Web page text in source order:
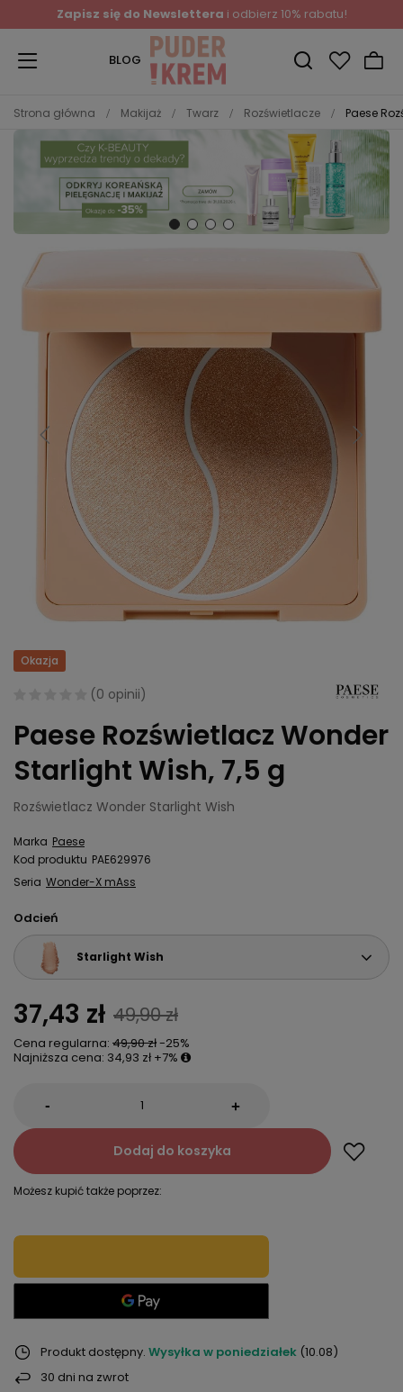
Zapisz się do Newslettera i odbierz 10% rabatu!
BLOG
Strona główna Makijaż Twarz Rozświetlacze Paese
Okazja
(0 opinii)
Paese Rozświetlacz Wonder
Starlight Wish, 7,5 g
Rozświetlacz Wonder Starlight Wish
Marka Paese
Kod produktu PAE629976
Seria Wonder-X mAss
Odcień
Starlight Wish
37,43 zł 49,90 zł
Cena regularna: 49,90 zł-25%
Najniższa cena: 34,93 zł +7%
- +
Dodaj do koszyka
Możesz kupić także poprzez:
Produkt dostępny Wysyłka w poniedziałek (10.08)
30 dni na zwrot